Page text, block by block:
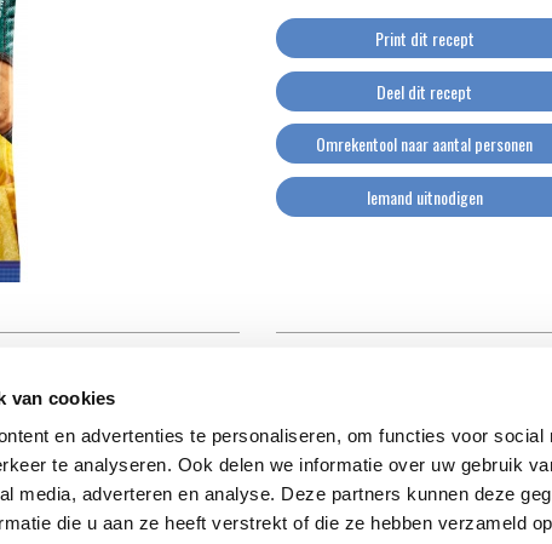
van cookies
en advertenties te personaliseren, om functies voor social
te analyseren. Ook delen we informatie over uw gebruik
media, adverteren en analyse. Deze partners kunnen deze
die u aan ze heeft verstrekt of die ze hebben verzameld
Print dit recept
Deel dit recept
Omrekentool naar aantal personen
Iemand uitnodigen